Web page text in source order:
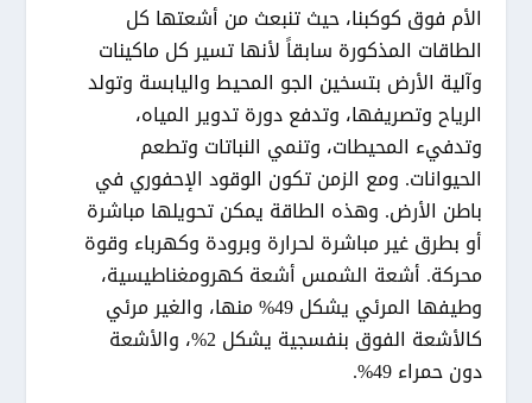
الأم فوق كوكبنا، حيث تنبعث من أشعتها كل
الطاقات المذكورة سابقاً لأنها تسير كل ماكينات
وآلية الأرض بتسخين الجو المحيط واليابسة وتولد
الرياح وتصريفها، وتدفع دورة تدوير المياه،
وتدفيء المحيطات، وتنمي النباتات وتطعم
الحيوانات. ومع الزمن تكون الوقود الإحفوري في
باطن الأرض. وهذه الطاقة يمكن تحويلها مباشرة
أو بطرق غير مباشرة لحرارة وبرودة وكهرباء وقوة
محركة. أشعة الشمس أشعة كهرومغناطيسية،
وطيفها المرئي يشكل 49% منها، والغير مرئي
كالأشعة الفوق بنفسجية يشكل 2%، والأشعة
دون حمراء 49%.